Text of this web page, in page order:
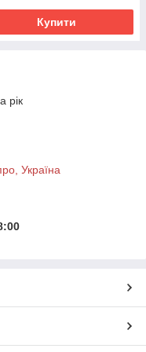
Купити
рік
Україна